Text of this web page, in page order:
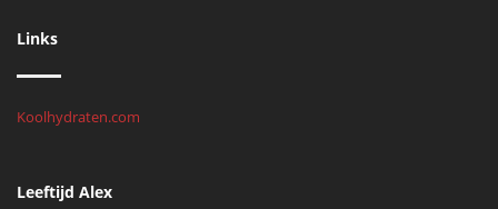
Links
Koolhydraten.com
Leeftijd Alex